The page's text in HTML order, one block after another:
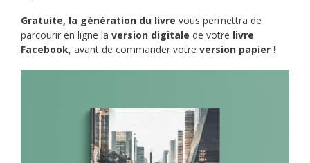
Gratuite, la génération du livre vous permettra de
parcourir en ligne la version digitale de votre livre
Facebook, avant de commander votre version papier !